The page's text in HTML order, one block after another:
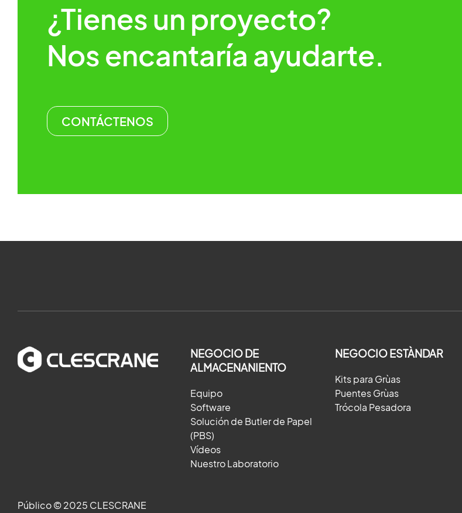
¿Tienes un proyecto?
Nos encantaría ayudarte.
CONTÁCTENOS
NEGOCIO DE
ALMACENANIENTO
Equipo
Software
Solución de Butler de Papel
(PBS)
Vídeos
Nuestro Laboratorio
NEGOCIO ESTÀNDAR
Kits para Grùas
Puentes Grùas
Trócola Pesadora
Público © 2025 CLESCRANE